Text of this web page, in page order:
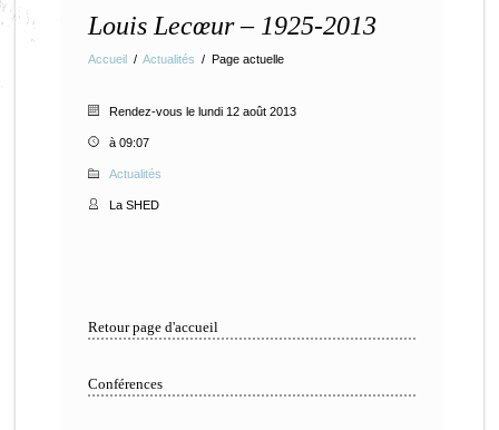
Louis Lecœur – 1925-2013
Accueil / Actualités / Page actuelle
Rendez-vous le lundi 12 août 2013
à 09:07
Actualités
La SHED
Retour page d'accueil
Conférences